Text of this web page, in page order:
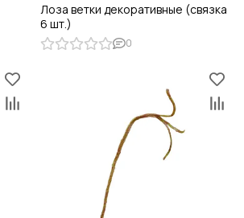
Лоза ветки декоративные (связка
6 шт.)
0